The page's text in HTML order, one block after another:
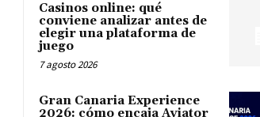
Casinos online: qué
conviene analizar antes de
elegir una plataforma de
juego
7 agosto 2026
Gran Canaria Experience
2026: cómo encaja Aviator